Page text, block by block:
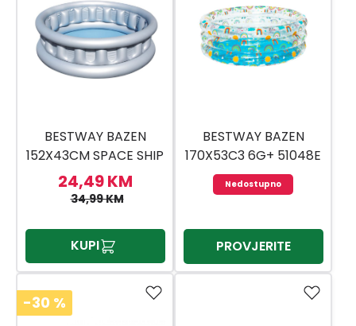
BESTWAY BAZEN
152X43CM SPACE SHIP
24,49 KM
34,99 KM
KUPI
BESTWAY BAZEN
170X53C3 6G+ 51048E
Nedostupno
PROVJERITE
-30 %